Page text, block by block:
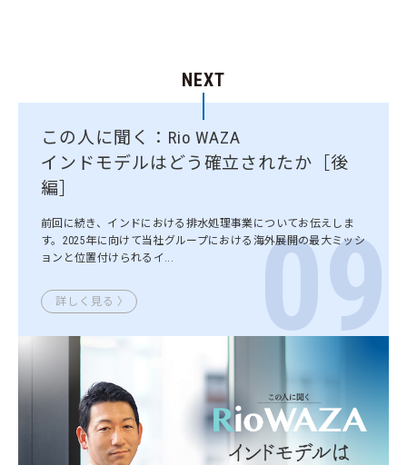
NEXT
この人に聞く：Rio WAZA
インドモデルはどう確立されたか［後
編］
前回に続き、インドにおける排水処理事業についてお伝えしま
す。2025年に向けて当社グループにおける海外展開の最大ミッシ
ョンと位置付けられるイ...
詳しく見る 〉 09